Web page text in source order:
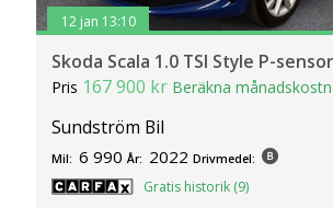
12 jan 13:10
Skoda Scala 1.0 TSI Style P-
Pris 167 900 kr Beräkna
Sundström Bil
Mil: 6 990 År: 2022 Drivmedel:
Gratis historik (9)